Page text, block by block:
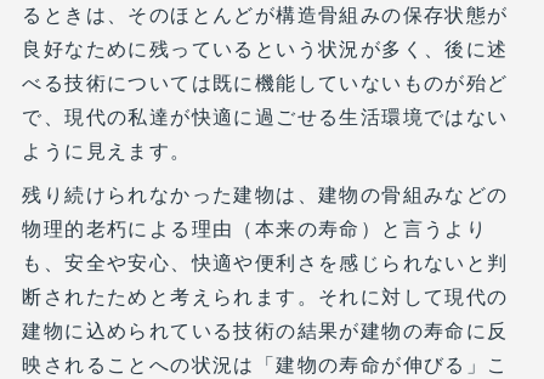
るときは、そのほとんどが構造骨組みの保存状態が
良好なために残っているという状況が多く、後に述
べる技術については既に機能していないものが殆ど
で、現代の私達が快適に過ごせる生活環境ではない
ように見えます。
残り続けられなかった建物は、建物の骨組みなどの
物理的老朽による理由（本来の寿命）と言うより
も、安全や安心、快適や便利さを感じられないと判
断されたためと考えられます。それに対して現代の
建物に込められている技術の結果が建物の寿命に反
映されることへの状況は「建物の寿命が伸びる」こ